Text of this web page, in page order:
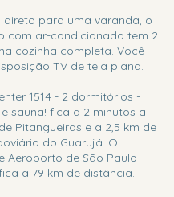
direto para uma varanda, o
com ar-condicionado tem 2
cozinha completa. Você
TV de tela plana.
1514 - 2 dormitórios -
sauna! fica a 2 minutos a
Pitangueiras e a 2,5 km de
do Guarujá. O
Aeroporto de São Paulo -
a 79 km de distância.